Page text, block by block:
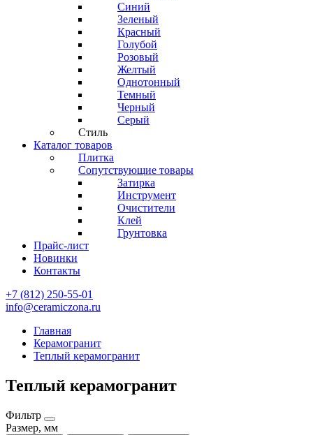
Синий
Зеленый
Красный
Голубой
Розовый
Желтый
Однотонный
Темный
Черный
Серый
Стиль
Каталог товаров
Плитка
Сопутствующие товары
Затирка
Инструмент
Очистители
Клей
Грунтовка
Прайс-лист
Новинки
Контакты
+7 (812) 250-55-01
info@ceramiczona.ru
Главная
Керамогранит
Теплый керамогранит
Теплый керамогранит
Фильтр
Размер, мм